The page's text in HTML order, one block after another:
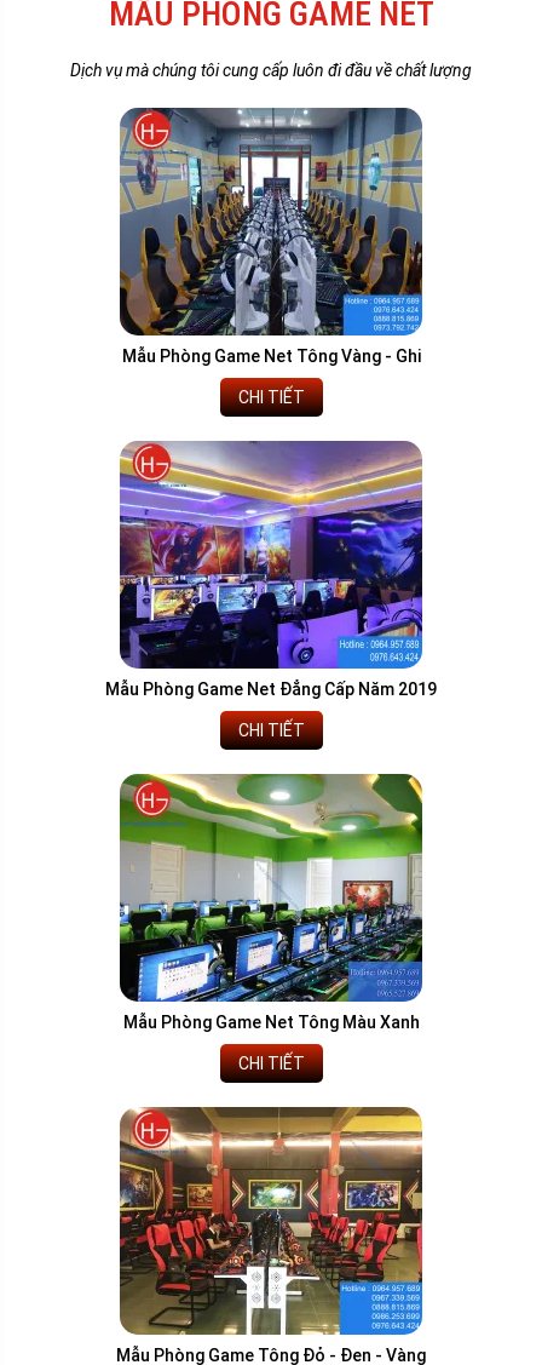
MẪU PHÒNG GAME NET
Dịch vụ mà chúng tôi cung cấp luôn đi đầu về chất lượng
Mẫu Phòng Game Net Tông Vàng - Ghi
CHI TIẾT
Mẫu Phòng Game Net Đẳng Cấp Năm 2019
CHI TIẾT
Mẫu Phòng Game Net Tông Màu Xanh
CHI TIẾT
Mẫu Phòng Game Tông Đỏ - Đen - Vàng